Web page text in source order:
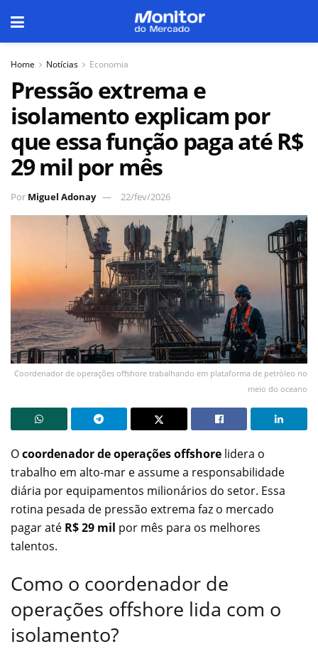
Home Notícias Economia
Pressão extrema e
isolamento explicam por
que essa função paga até R$
29 mil por mês
Por Miguel Adonay 22/fev/2026
Coordenador de operações offshore trabalhando em plataforma de petróleo no
meio do oceano
Ocoordenador de operações offshore lidera o
trabalho em alto-mar e assume a responsabilidade
diária por equipamentos milionários do setor. Essa
rotina pesada de pressão extrema faz o mercado
pagar até R$ 29 mil por mês para os melhores
talentos.
Como o coordenador de
operações offshore lida com o
isolamento?